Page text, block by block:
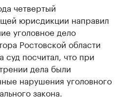
четвертый
юрисдикции направил
уголовное дело
Ростовской области
посчитал, что при
дела были
нарушения уголовного
закона.